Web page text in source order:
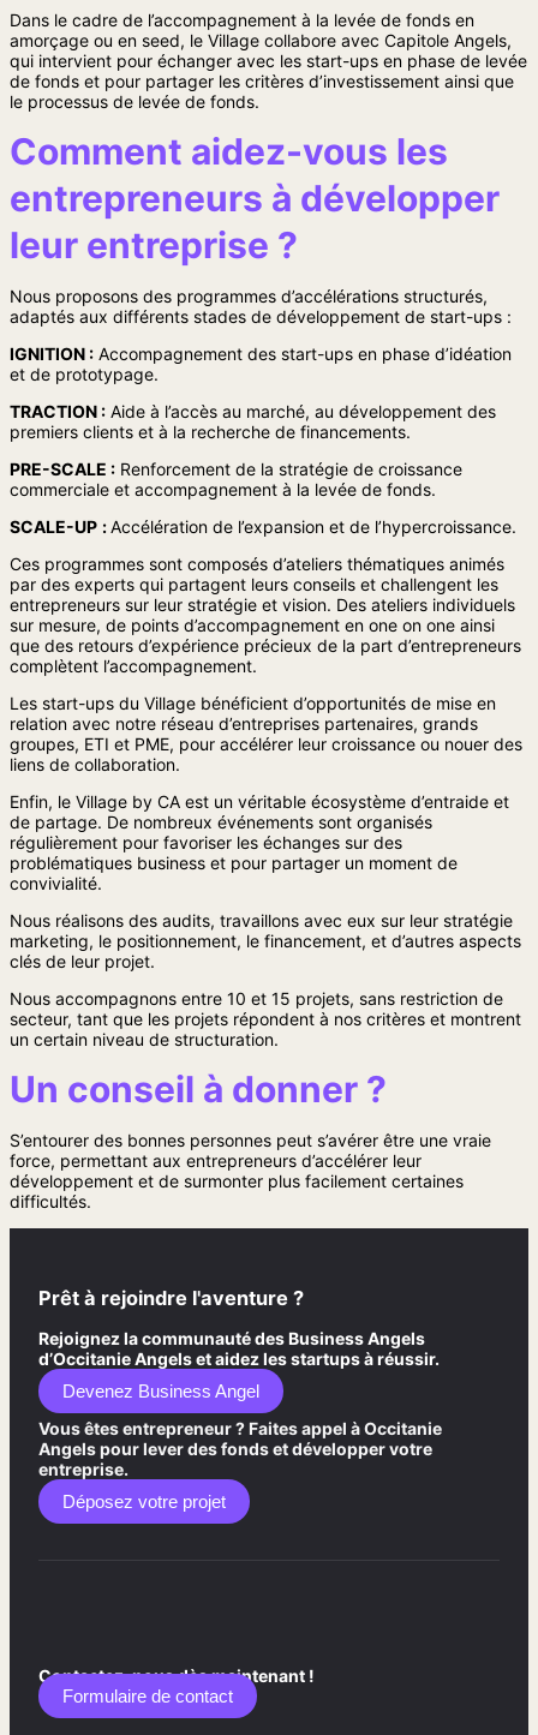
Dans le cadre de l’accompagnement à la levée de fonds en
amorçage ou en seed, le Village collabore avec Capitole Angels,
qui intervient pour échanger avec les start-ups en phase de levée
de fonds et pour partager les critères d’investissement ainsi que
le processus de levée de fonds.
Comment aidez-vous les
entrepreneurs à développer
leur entreprise ?
Nous proposons des programmes d’accélérations structurés,
adaptés aux différents stades de développement de start-ups :
IGNITION : Accompagnement des start-ups en phase d’idéation
et de prototypage.
TRACTION : Aide à l’accès au marché, au développement des
premiers clients et à la recherche de financements.
PRE-SCALE : Renforcement de la stratégie de croissance
commerciale et accompagnement à la levée de fonds.
SCALE-UP :Accélération de l’expansion et de l’hypercroissance.
Ces programmes sont composés d’ateliers thématiques animés
par des experts qui partagent leurs conseils et challengent les
entrepreneurs sur leur stratégie et vision. Des ateliers individuels
sur mesure, de points d’accompagnement en one on one ainsi
que des retours d’expérience précieux de la part d’entrepreneurs
complètent l’accompagnement.
Les start-ups du Village bénéficient d’opportunités de mise en
relation avec notre réseau d’entreprises partenaires, grands
groupes, ETI et PME, pour accélérer leur croissance ou nouer des
liens de collaboration.
Enfin, le Village by CA est un véritable écosystème d’entraide et
de partage. De nombreux événements sont organisés
régulièrement pour favoriser les échanges sur des
problématiques business et pour partager un moment de
convivialité.
Nous réalisons des audits, travaillons avec eux sur leur stratégie
marketing, le positionnement, le financement, et d’autres aspects
clés de leur projet.
Nous accompagnons entre 10 et 15 projets, sans restriction de
secteur, tant que les projets répondent à nos critères et montrent
un certain niveau de structuration.
Un conseil à donner ?
S’entourer des bonnes personnes peut s’avérer être une vraie
force, permettant aux entrepreneurs d’accélérer leur
développement et de surmonter plus facilement certaines
difficultés.
Prêt à rejoindre l'aventure ?
Rejoignez la communauté des Business Angels
d’Occitanie Angels et aidez les startups à réussir.
Devenez Business Angel
Vous êtes entrepreneur ? Faites appel à Occitanie
Angels pour lever des fonds et développer votre
entreprise.
Déposez votre projet
Contactez-nous dès maintenant !
Formulaire de contact​